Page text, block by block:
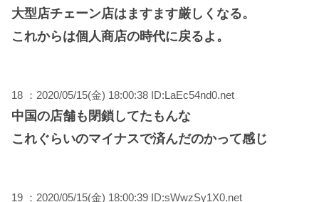
大型店チェーン店はますます厳しくなる。
これからは個人商店の時代に戻るよ。
18 ：2020/05/15(金) 18:00:38 ID:LaEc54nd0.net
中国の店舗も閉鎖してたもんな
これぐらいのマイナスで済んだのかって感じ
19 ：2020/05/15(金) 18:00:39 ID:sWwzSy1X0.net